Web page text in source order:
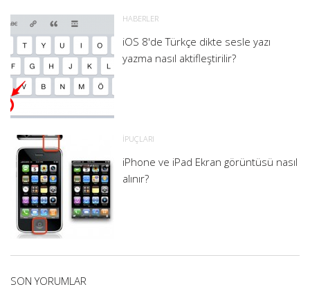
HABERLER
iOS 8'de Türkçe dikte sesle yazı
yazma nasıl aktifleştirilir?
İPUÇLARI
iPhone ve iPad Ekran görüntüsü nasıl
alınır?
SON YORUMLAR